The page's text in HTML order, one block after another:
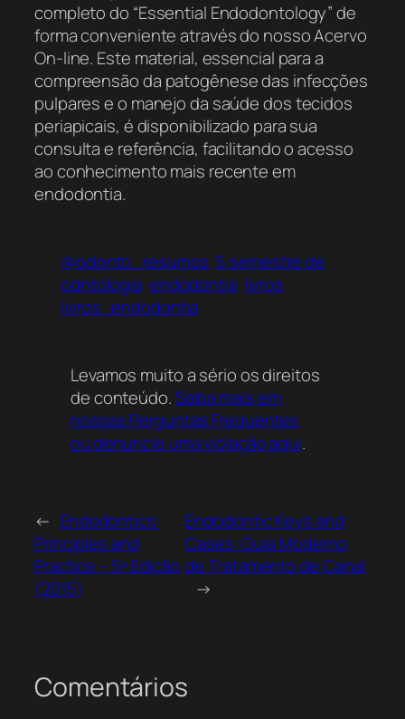
completo do “Essential Endodontology” de
forma conveniente através do nosso Acervo
On-line. Este material, essencial para a
compreensão da patogênese das infecções
pulpares e o manejo da saúde dos tecidos
periapicais, é disponibilizado para sua
consulta e referência, facilitando o acesso
ao conhecimento mais recente em
endodontia.
@odonto_resumos 5 semestre de
odntologia endodontia livros
livros_endodontia
Levamos muito a sério os direitos
de conteúdo.Saiba mais em
nossas Perguntas Frequentes
ou denuncie uma violação aqui.
← Endodontics:
Principles and
Practice – 5ª Edição
(2015)
Endodontic Keys and
Cases: Guia Moderno
de Tratamento de Canal
→
Comentários